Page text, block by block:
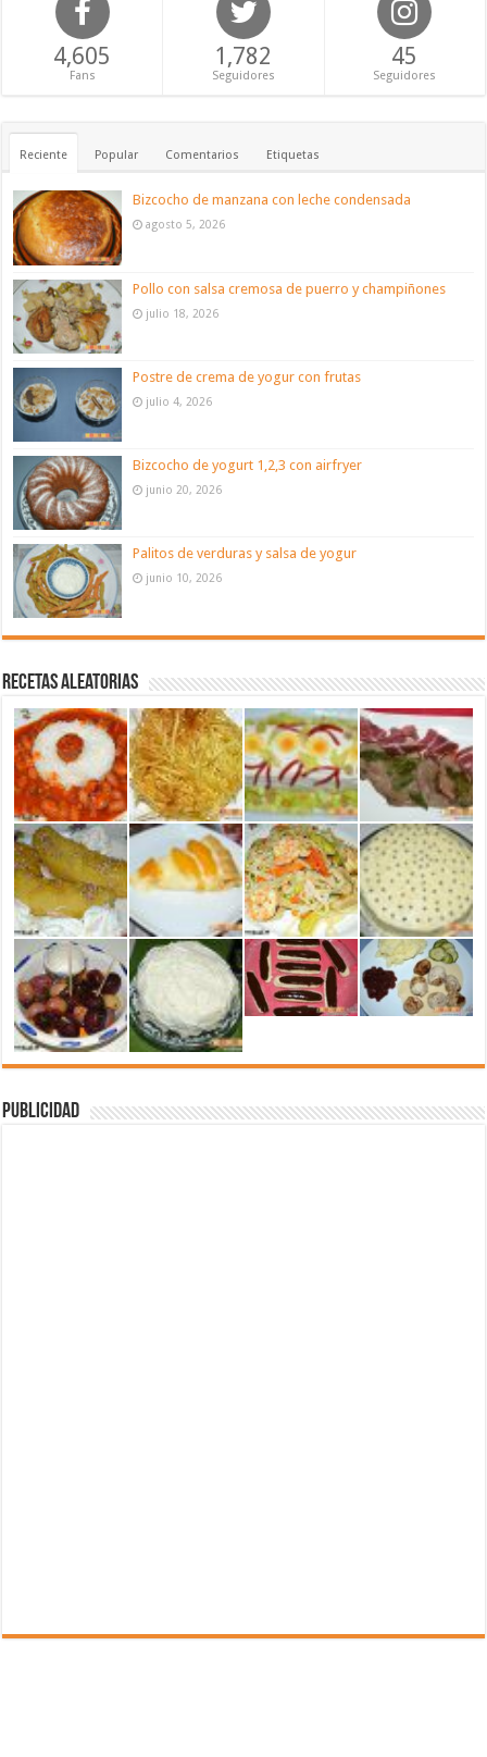
4,605
Fans
1,782
Seguidores
45
Seguidores
Reciente Popular Comentarios Etiquetas
Bizcocho de manzana con leche condensada
agosto 5, 2026
Pollo con salsa cremosa de puerro y champiñones
julio 18, 2026
Postre de crema de yogur con frutas
julio 4, 2026
Bizcocho de yogurt 1,2,3 con airfryer
junio 20, 2026
Palitos de verduras y salsa de yogur
junio 10, 2026
Recetas aleatorias
Publicidad